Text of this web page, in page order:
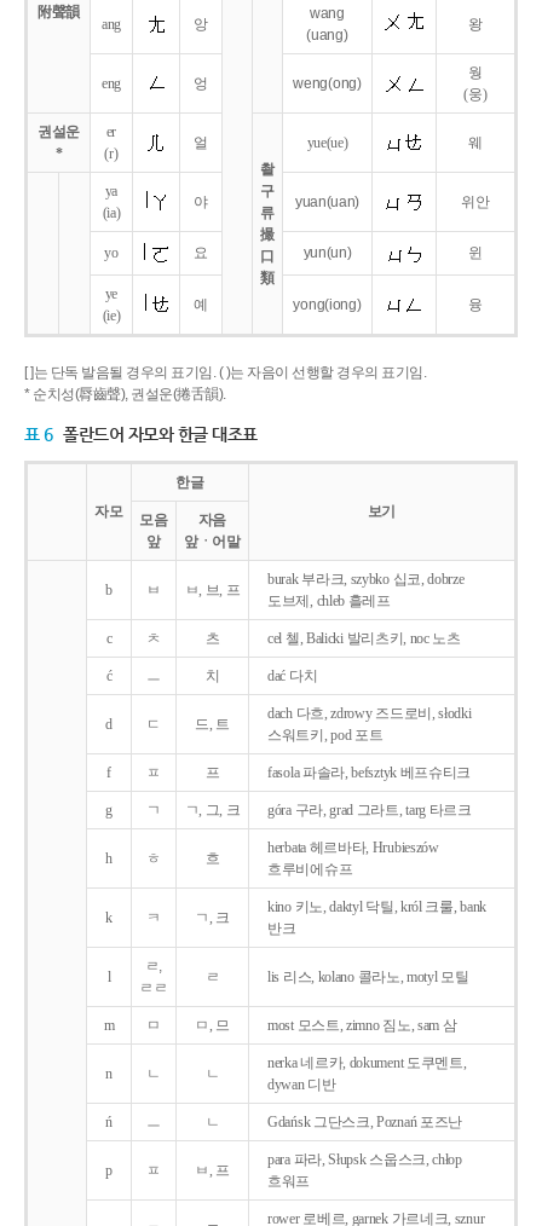
附聲韻
ang 앙
wang
(uang)
왕
eng 엉 weng(ong)
웡
(웅)
권설운
*
er
(r)
얼
촬
구
류
撮
口
類
yue(ue) 웨
ya
(ia)
야 yuan(uan) 위안
yo 요 yun(un) 윈
ye
(ie)
예 yong(iong) 융
[ ]는 단독 발음될 경우의 표기임. ( )는 자음이 선행할 경우의 표기임.
* 순치성(脣齒聲), 권설운(捲舌韻).
표 6 폴란드어 자모와 한글 대조표
자모
한글
보기
모음
앞
자음
앞ㆍ어말
b ㅂ ㅂ, 브, 프
burak 부라크, szybko 십코, dobrze
도브제, chleb 흘레프
c ㅊ 츠 cel 첼, Balicki 발리츠키, noc 노츠
ć ㅡ 치 dać 다치
d ㄷ 드, 트
dach 다흐, zdrowy 즈드로비, słodki
스워트키, pod 포트
f ㅍ 프 fasola 파솔라, befsztyk 베프슈티크
g ㄱ ㄱ, 그, 크 góra 구라, grad 그라트, targ 타르크
h ㅎ 흐
herbata 헤르바타, Hrubieszów
흐루비에슈프
k ㅋ ㄱ, 크
kino 키노, daktyl 닥틸, król 크룰, bank
반크
l
ㄹ,
ㄹㄹ
ㄹ lis 리스, kolano 콜라노, motyl 모틸
m ㅁ ㅁ, 므 most 모스트, zimno 짐노, sam 삼
n ㄴ ㄴ
nerka 네르카, dokument 도쿠멘트,
dywan 디반
ń ㅡ ㄴ Gdańsk 그단스크, Poznań 포즈난
p ㅍ ㅂ, 프
para 파라, Słupsk 스웁스크, chłop
흐워프
rower 로베르, garnek 가르네크, sznur